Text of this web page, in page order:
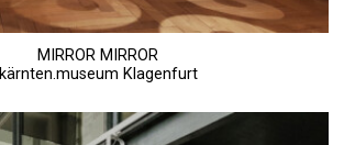
MIRROR MIRROR
kärnten.museum Klagenfurt